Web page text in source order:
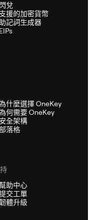
閃兌
支援的加密貨幣
助記詞生成器
EIPs
什麼選擇 OneKey
何需要 OneKey
安全架構
落格
助中心
交工單
體升級